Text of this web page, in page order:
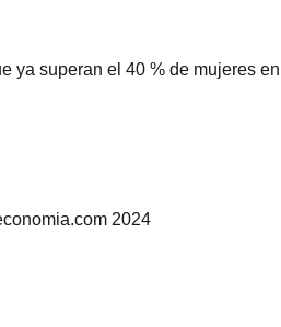
ya superan el 40 % de mujeres